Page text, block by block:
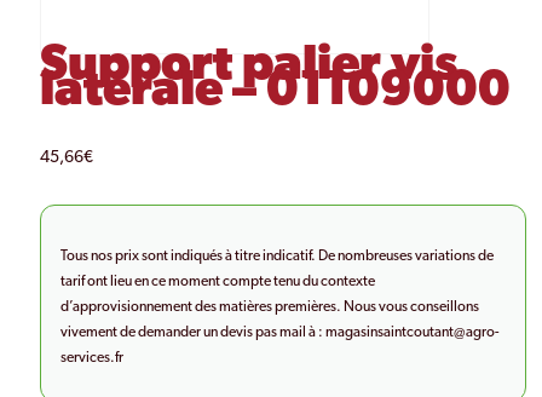
Support palier vis
latérale – 01109000
45,66€
Tous nos prix sont indiqués à titre indicatif. De nombreuses variations de
tarif ont lieu en ce moment compte tenu du contexte
d’approvisionnement des matières premières. Nous vous conseillons
vivement de demander un devis pas mail à :magasinsaintcoutant@agro-
services.fr